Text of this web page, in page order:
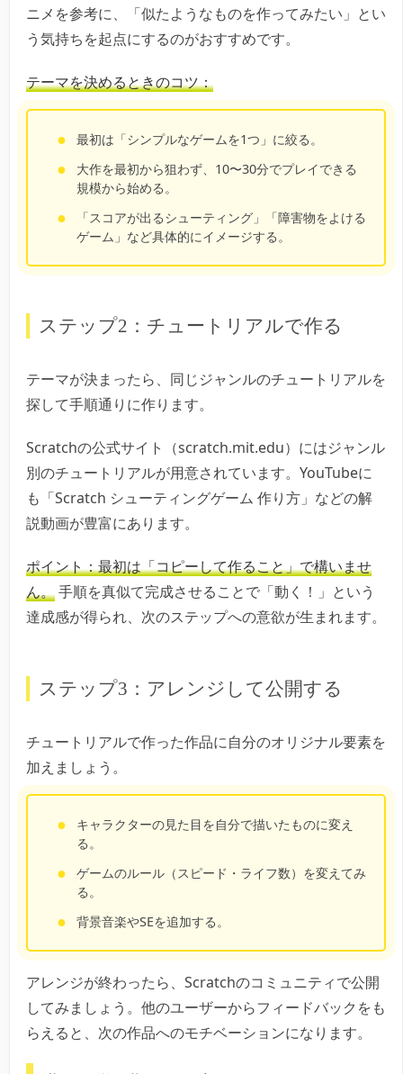
ニメを参考に、「似たようなものを作ってみたい」とい
う気持ちを起点にするのがおすすめです。
テーマを決めるときのコツ：
最初は「シンプルなゲームを1つ」に絞る。
大作を最初から狙わず、10〜30分でプレイできる
規模から始める。
「スコアが出るシューティング」「障害物をよける
ゲーム」など具体的にイメージする。
ステップ2：チュートリアルで作る
テーマが決まったら、同じジャンルのチュートリアルを
探して手順通りに作ります。
Scratchの公式サイト（scratch.mit.edu）にはジャンル
別のチュートリアルが用意されています。YouTubeに
も「Scratch シューティングゲーム 作り方」などの解
説動画が豊富にあります。
ポイント：最初は「コピーして作ること」で構いませ
ん。手順を真似て完成させることで「動く！」という
達成感が得られ、次のステップへの意欲が生まれます。
ステップ3：アレンジして公開する
チュートリアルで作った作品に自分のオリジナル要素を
加えましょう。
キャラクターの見た目を自分で描いたものに変え
る。
ゲームのルール（スピード・ライフ数）を変えてみ
る。
背景音楽やSEを追加する。
アレンジが終わったら、Scratchのコミュニティで公開
してみましょう。他のユーザーからフィードバックをも
らえると、次の作品へのモチベーションになります。